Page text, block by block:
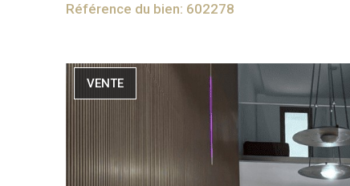
Référence du bien: 602278
VENTE